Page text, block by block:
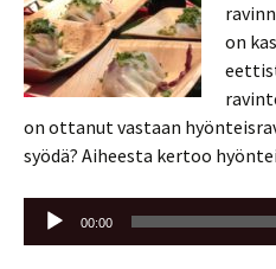
on
on ottanut vastaan
syödä? Aiheesta kertoo
Äänitoistin
00:00